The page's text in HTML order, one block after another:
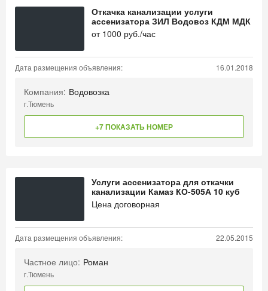
Откачка канализации услуги
ассенизатора ЗИЛ Водовоз КДМ МДК
от 1000 руб./час
Дата размещения объявления: 16.01.2018
Компания: Водовозка
г.Тюмень
+7 ПОКАЗАТЬ НОМЕР
Услуги ассенизатора для откачки
канализации Камаз КО-505А 10 куб
Цена договорная
Дата размещения объявления: 22.05.2015
Частное лицо: Роман
г.Тюмень